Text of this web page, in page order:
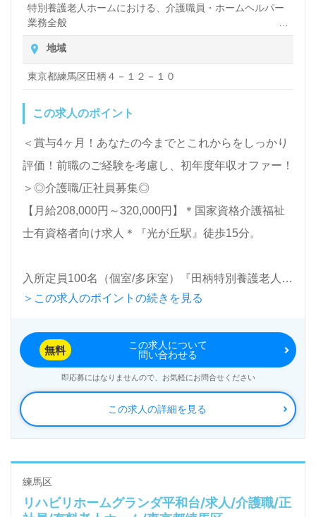
医療/福祉業界の正社員/パート求人探しは【ウィルオ
ブ介護】＊求人情報収集、将来的に検討の方も遠慮な
く＊
LINE、メール、お電話などご希望に応じてお問い合
わせ/ご相談可能です。転職相談、求人紹介、年収交
渉など完全無料サービスをご利用いただけます。＜非
公開求人も取扱いあり！＞"転職支援"のプロと一緒に
転職活動！お問い合わせお待ちしております。
特別養護老人ホームにおける、介護職員・ホームヘルパー
業務全般
入浴や排せつ、食事などの身体的サポートや、買い物や掃
除、洗濯など日常生活のサポートなど
地域
東京都練馬区田柄４－１２－１０
この求人のポイント
＜賞与4ヶ月！あなたの今までとこれからをしっかり
評価！前職のご経験を考慮し、初年度年収オファー！
＞◎介護職/正社員募集◎
【月給208,000円～320,000円】＊国家資格介護福祉
士有資格者向け求人＊『光が丘駅』徒歩15分。
入所定員100名（個室/多床室）『田柄特別養護老人ホ
ーム』社会福祉法人練馬区社会福祉事業団（本部：東
老人ホーム、訪問介護、デイサービス、ショートステ
イ、居宅介護支援事業を展開されています。
◎スローガンは『ありのままのあなたを大切にしま
す』。職員様全員参加で『ご利用者様らしく』をサポ
ートされる事業所様！◎
看護助手や介護職経験のある方をお迎えします。特別
養護老人ホームでの勤務経験は問いません。幅広い年
＞この求人のポイントの続きを見る
この求人の詳細を見る
無料
この求人について
問い合わせる
即応募にはなりませんので、お気軽にお問合せください
練馬区
リハビリホームグランダ平和台/求人/介護職/正